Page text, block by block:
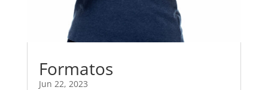
Formatos
Jun 22, 2023